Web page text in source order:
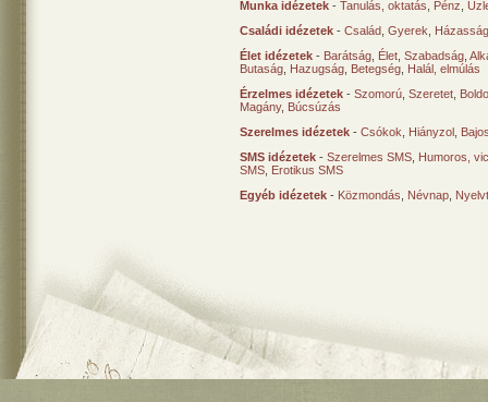
Munka idézetek - Tanulás, oktatás Pénz
Családi idézetek - Család Gyerek
Élet idézetek - Barátság Élet Szabadság
Butaság Hazugság Betegség Halál, elmúlás
Érzelmes idézetek - Szomorú Szeretet
Magány, Búcsúzás
Szerelmes idézetek - Csókok Hiányzol
SMS idézetek - Szerelmes SMS Humoros,
SMS Erotikus SMS
Egyéb idézetek - Közmondás Névnap